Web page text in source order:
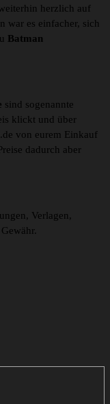
herzlich auf
war es einfacher, sich
Batman
sind sogenannte
klickt und über
von eurem Einkauf
dadurch aber
Verlagen,